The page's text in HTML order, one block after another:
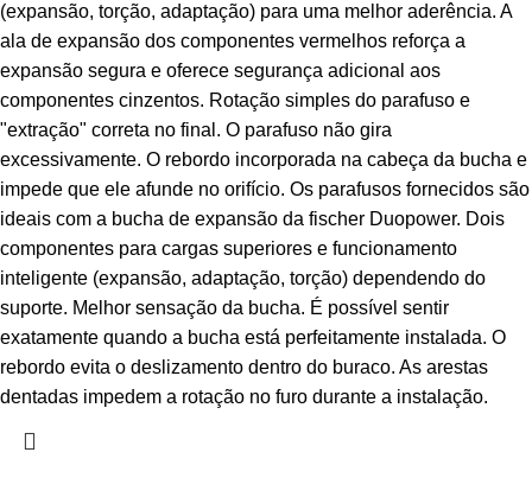
(expansão, torção, adaptação) para uma melhor aderência. A
ala de expansão dos componentes vermelhos reforça a
expansão segura e oferece segurança adicional aos
componentes cinzentos. Rotação simples do parafuso e
"extração" correta no final. O parafuso não gira
excessivamente. O rebordo incorporada na cabeça da bucha e
impede que ele afunde no orifício. Os parafusos fornecidos são
ideais com a bucha de expansão da fischer Duopower. Dois
componentes para cargas superiores e funcionamento
inteligente (expansão, adaptação, torção) dependendo do
suporte. Melhor sensação da bucha. É possível sentir
exatamente quando a bucha está perfeitamente instalada. O
rebordo evita o deslizamento dentro do buraco. As arestas
dentadas impedem a rotação no furo durante a instalação.